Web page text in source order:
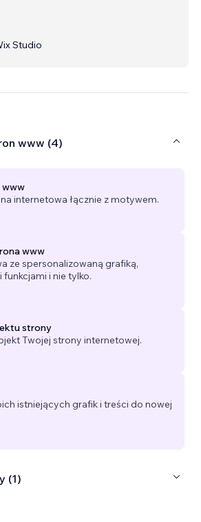
Studio
www (4)
www
internetowa łącznie z motywem.
www
ze spersonalizowaną grafiką,
i nie tylko.
strony
Twojej strony internetowej.
istniejących grafik i treści do nowej
(1)